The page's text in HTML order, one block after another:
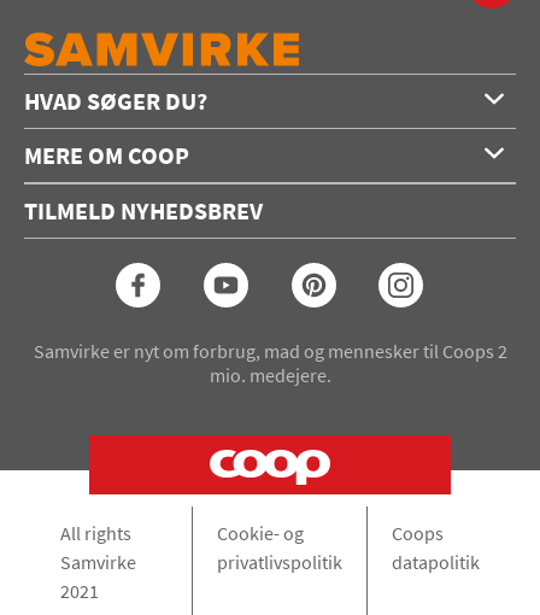
HVAD SØGER DU?
Forside
Opskrifter
Konkurrencer
MERE OM COOP
Annoncering
Coop medlem
TILMELD NYHEDSBREV
Samvirke er nyt om forbrug, mad og mennesker til Coops 2
mio. medejere.
All rights
Samvirke
2021
Cookie- og
privatlivspolitik
Coops
datapolitik